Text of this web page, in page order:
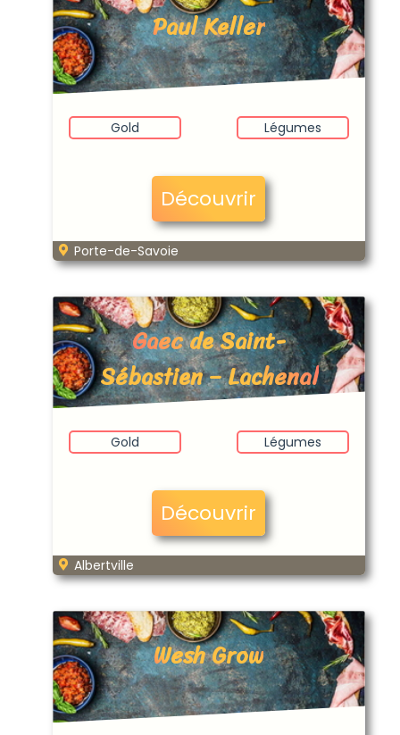
Paul Keller
Gold Légumes
Découvrir
Porte-de-Savoie
Gaec de Saint-
Sébastien – Lachenal
Gold Légumes
Découvrir
Albertville
Wesh Grow